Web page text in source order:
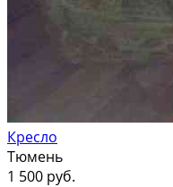
Кресло
Тюмень
1 500 руб.